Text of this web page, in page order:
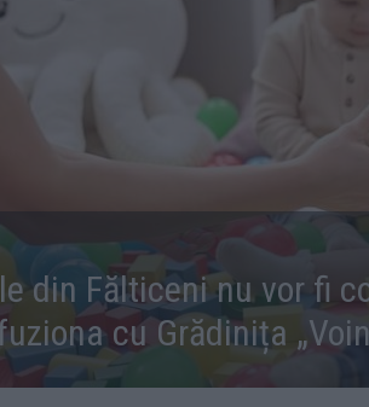
din Fălticeni nu vor fi
cu Grădinița